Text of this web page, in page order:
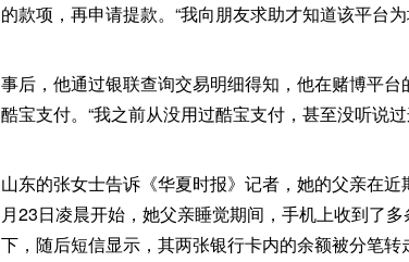
的款项，再申请提款。“我向朋友求助才知道该平台
事后，他通过银联查询交易明细得知，他在赌博平
酷宝支付。“我之前从没用过酷宝支付，甚至没听说
山东的张女士告诉《华夏时报》记者，她的父亲在
月23日凌晨开始，她父亲睡觉期间，手机上收到了
下，随后短信显示，其两张银行卡内的余额被分笔